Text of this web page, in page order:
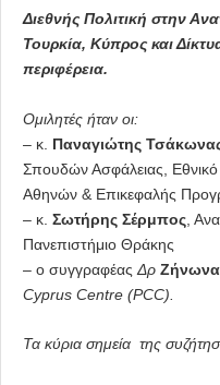
Διεθνής Πολιτική στην
Τουρκία, Κύπρος και
περιφέρεια.
Ομιλητές ήταν οι:
– κ. Παναγιώτης
Σπουδών Ασφάλειας, Εθνικό
Αθηνών & Επικεφαλής
– κ. Σωτήρης Σέρμπος ,
Πανεπιστήμιο Θράκης
– ο συγγραφέας Δρ
Cyprus Centre (PCC).
Τα κύρια σημεία της